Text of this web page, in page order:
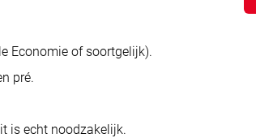
Economie of soortgelijk).
pré.
is echt noodzakelijk.